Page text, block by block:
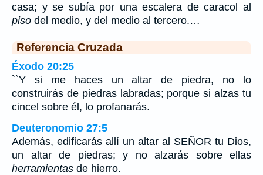
casa; y se subía por una escalera de caracol al
piso del medio, y del medio al tercero.…
Referencia Cruzada
Éxodo 20:25
``Y si me haces un altar de piedra, no lo
construirás de piedras labradas; porque si alzas tu
cincel sobre él, lo profanarás.
Deuteronomio 27:5
Además, edificarás allí un altar al SEÑOR tu Dios,
un altar de piedras; y no alzarás sobre ellas
herramientas de hierro.